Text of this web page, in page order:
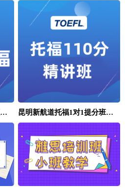
昆明盘龙区封闭托福90分预备班 昆明新航道托福1对1提分班培训学校